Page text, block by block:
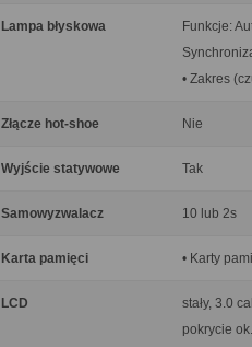
Lampa błyskowa
Funkcje:
• Zakres
Złącze hot-shoe Nie
Wyjście statywowe Tak
Samowyzwalacz 10 lub 2s
Karta pamięci • Karty
LCD
stały, 3.0
pokrycie